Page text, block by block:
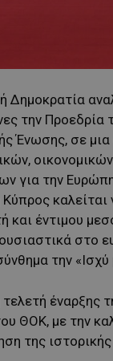
Δημοκρατία
την Προεδρία
Ένωσης, σε
για την
καλείται
και έντιμου
στο
την
έναρξης
ΘΟΚ, με την
ιστορικής